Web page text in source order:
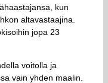
kun
altavastaajina.
jopa 23
voitolla ja
vain yhden maalin.